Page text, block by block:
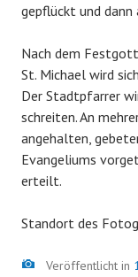
gepflückt und dann
Nach dem
St. Michael wird
Der Stadtpfarrer
schreiten. An
angehalten,
Evangeliums
erteilt.
Standort des
Bild
Veröffentlicht in